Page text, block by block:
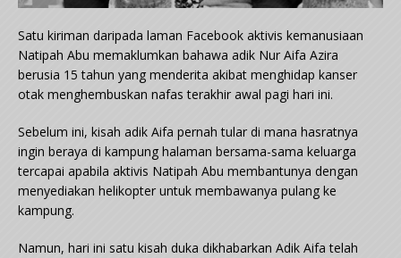
Satu kiriman daripada laman Facebook aktivis kemanusiaan
Natipah Abu memaklumkan bahawa adik Nur Aifa Azira
berusia 15 tahun yang menderita akibat menghidap kanser
otak menghembuskan nafas terakhir awal pagi hari ini.
Sebelum ini, kisah adik Aifa pernah tular di mana hasratnya
ingin beraya di kampung halaman bersama-sama keluarga
tercapai apabila aktivis Natipah Abu membantunya dengan
menyediakan helikopter untuk membawanya pulang ke
kampung.
Namun, hari ini satu kisah duka dikhabarkan Adik Aifa telah